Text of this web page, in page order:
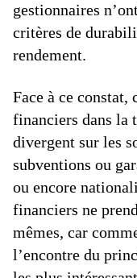
gestionnaires
critères de
rendement.
Face à ce
financiers dans la
divergent sur les
subventions ou
ou encore
financiers ne
mêmes, car
l’encontre du